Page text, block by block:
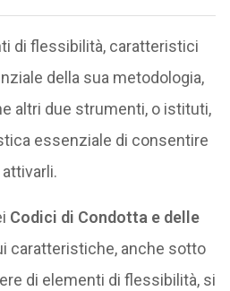
di flessibilità, caratteristici
della sua metodologia,
altri due strumenti, o istituti,
essenziale di consentire
Codici di Condotta e delle
caratteristiche, anche sotto
di elementi di flessibilità, si